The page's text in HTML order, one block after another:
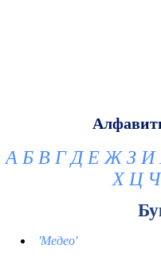
А Б В Г Д Е Ж З И
Х Ц Ч
'Медео'